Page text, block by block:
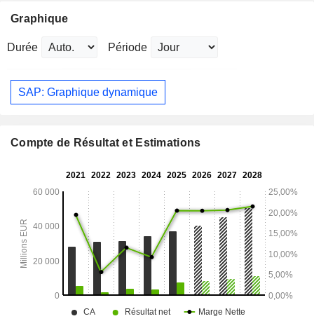
Graphique
Durée Période
SAP: Graphique dynamique
Compte de Résultat et Estimations